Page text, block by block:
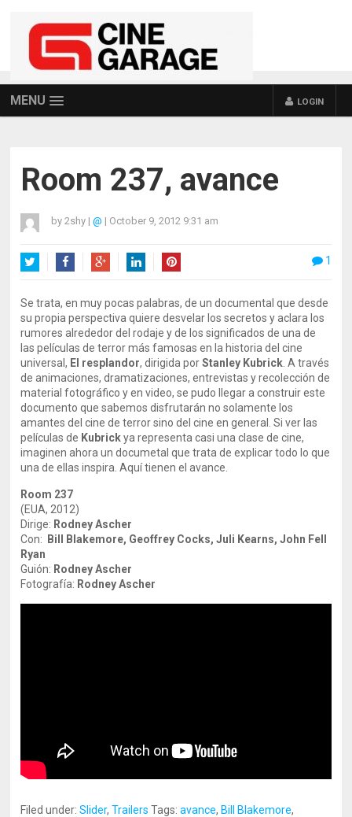
MENU LOGIN
Room 237, avance
by2shy | @ | October 9, 2012 9:31 am
1
Se trata, en muy pocas palabras, de un documental que desde
su propia perspectiva quiere desvelar los secretos y aclara los
rumores alrededor del rodaje y de los significados de una de
las películas de terror más famosas en la historia del cine
universal, El resplandor, dirigida porStanley Kubrick . A través
de animaciones, dramatizaciones, entrevistas y recolección de
material fotográfico y en video, se pudo llegar a construir este
documento que sabemos disfrutarán no solamente los
amantes del cine de terror sino del cine en general. Si ver las
películas de Kubrickya representa casi una clase de cine,
imaginen ahora un documetal que trata de explicar todo lo que
una de ellas inspira. Aquí tienen el avance.
Room 237
(EUA, 2012)
Dirige: Rodney Ascher
Con:
Bill Blakemore, Geoffrey Cocks, Juli Kearns, John Fell
Ryan
Guión: Rodney Ascher
Fotografía: Rodney Ascher
Filed under:Slider,Trailers Tags:avance, Bill Blakemore,